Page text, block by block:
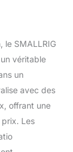
en
le
un
qui
fixer
et
le SMALLRIG
véritable
un
avec des
offrant une
Les